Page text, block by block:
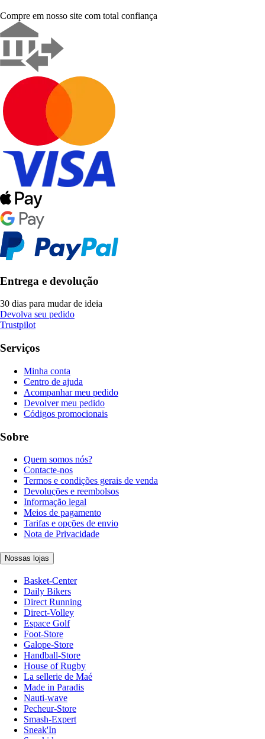
Compre em nosso site com total confiança
Entrega e devolução
30 dias para mudar de ideia
Devolva seu pedido
Trustpilot
Serviços
Minha conta
Centro de ajuda
Acompanhar meu pedido
Devolver meu pedido
Códigos promocionais
Sobre
Quem somos nós?
Contacte-nos
Termos e condições gerais de venda
Devoluções e reembolsos
Informação legal
Meios de pagamento
Tarifas e opções de envio
Nota de Privacidade
Nossas lojas
Basket-Center
Daily Bikers
Direct Running
Direct-Volley
Espace Golf
Foot-Store
Galope-Store
Handball-Store
House of Rugby
La sellerie de Maé
Made in Paradis
Nauti-wave
Pecheur-Store
Smash-Expert
Sneak'In